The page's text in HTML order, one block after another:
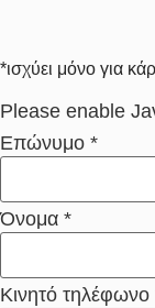
*ισχύει μόνο για
Please enable
Επώνυμο *
Όνομα *
Κινητό τηλέφωνο